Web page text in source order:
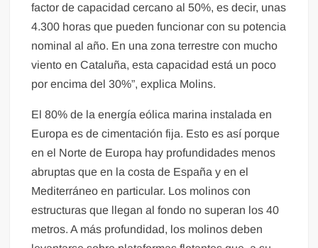
factor de capacidad cercano al 50%, es decir, unas
4.300 horas que pueden funcionar con su potencia
nominal al año. En una zona terrestre con mucho
viento en Cataluña, esta capacidad está un poco
por encima del 30%”, explica Molins.
El 80% de la energía eólica marina instalada en
Europa es de cimentación fija. Esto es así porque
en el Norte de Europa hay profundidades menos
abruptas que en la costa de España y en el
Mediterráneo en particular. Los molinos con
estructuras que llegan al fondo no superan los 40
metros. A más profundidad, los molinos deben